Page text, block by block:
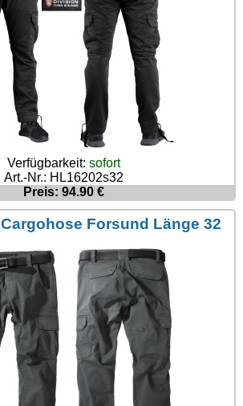
Verfügbarkeit: sofort
Art.-Nr.: HL16202s32
Preis: 94.90 €
Forsund Länge 32